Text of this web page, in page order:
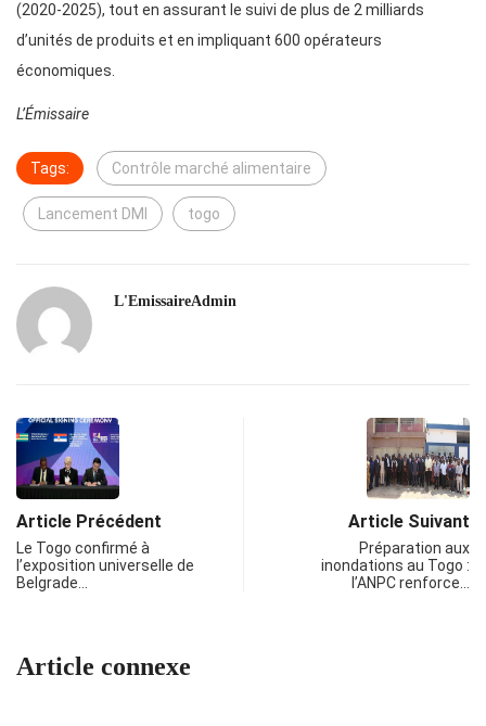
(2020-2025), tout en assurant le suivi de plus de 2 milliards
d’unités de produits et en impliquant 600 opérateurs
économiques.
L’Émissaire
Tags: Contrôle marché alimentaire
Lancement DMI togo
L'EmissaireAdmin
Article Précédent
Le Togo confirmé à
l’exposition universelle de
Belgrade…
Article Suivant
Préparation aux
inondations au Togo :
l’ANPC renforce…
Article connexe